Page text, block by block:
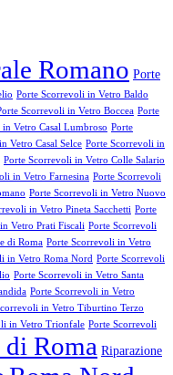
Romano Porte
Porte Scorrevoli in Vetro Baldo
Scorrevoli in Vetro Boccea Porte
Vetro Casal Lumbroso Porte
Vetro Casal Selce Porte Scorrevoli in
Porte Scorrevoli in Vetro Colle Salario
in Vetro Farnesina Porte Scorrevoli
Porte Scorrevoli in Vetro Nuovo
in Vetro Pineta Sacchetti Porte
Vetro Prati Fiscali Porte Scorrevoli
di Roma Porte Scorrevoli in Vetro
in Vetro Roma Nord Porte Scorrevoli
Porte Scorrevoli in Vetro Santa
Porte Scorrevoli in Vetro
in Vetro Tiburtino Terzo
in Vetro Trionfale Porte Scorrevoli
Roma Riparazione